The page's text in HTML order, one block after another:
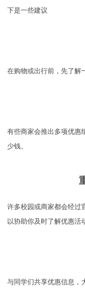
下是一些建议
在购物或出行前，先了解
有些商家会推出多项优惠
少钱。
许多校园或商家都会经过
以协助你及时了解优惠活
与同学们共享优惠信息，